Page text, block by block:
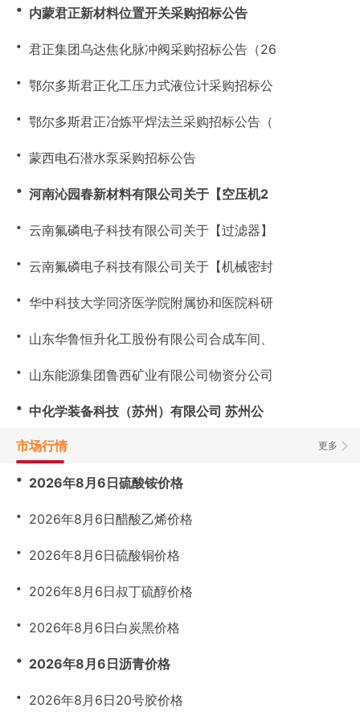
・ 内蒙君正新材料位置开关采购招标公告
・ 君正集团乌达焦化脉冲阀采购招标公告（26
・ 鄂尔多斯君正化工压力式液位计采购招标公
・ 鄂尔多斯君正冶炼平焊法兰采购招标公告（
・ 蒙西电石潜水泵采购招标公告
・ 河南沁园春新材料有限公司关于【空压机2
・ 云南氟磷电子科技有限公司关于【过滤器】
・ 云南氟磷电子科技有限公司关于【机械密封
・ 华中科技大学同济医学院附属协和医院科研
・ 山东华鲁恒升化工股份有限公司合成车间、
・ 山东能源集团鲁西矿业有限公司物资分公司
・ 中化学装备科技（苏州）有限公司 苏州公
更多
市场行情
・ 2026年8月6日硫酸铵价格
・ 2026年8月6日醋酸乙烯价格
・ 2026年8月6日硫酸铜价格
・ 2026年8月6日叔丁硫醇价格
・ 2026年8月6日白炭黑价格
・ 2026年8月6日沥青价格
・ 2026年8月6日20号胶价格